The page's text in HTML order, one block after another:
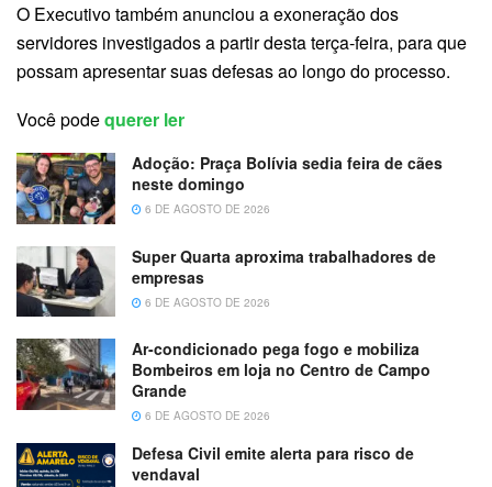
O Executivo também anunciou a exoneração dos
servidores investigados a partir desta terça-feira, para que
possam apresentar suas defesas ao longo do processo.
Você podequerer ler
Adoção: Praça Bolívia sedia feira de cães
neste domingo
6 DE AGOSTO DE 2026
Super Quarta aproxima trabalhadores de
empresas
6 DE AGOSTO DE 2026
Ar-condicionado pega fogo e mobiliza
Bombeiros em loja no Centro de Campo
Grande
6 DE AGOSTO DE 2026
Defesa Civil emite alerta para risco de
vendaval